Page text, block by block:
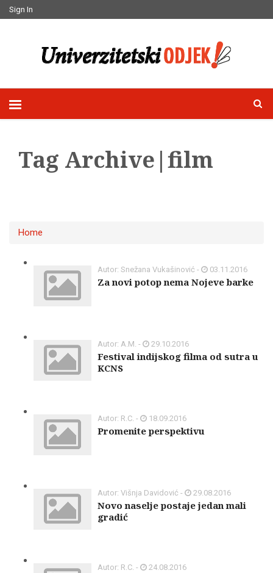
Sign In
Tag Archive|film
Home
Autor: Snežana Vukašinović - 03.11.2016
Za novi potop nema Nojeve barke
Autor: A.M. - 29.10.2016
Festival indijskog filma od sutra u
KCNS
Autor: R.C. - 18.09.2016
Promenite perspektivu
Autor: Višnja Davidović - 29.08.2016
Novo naselje postaje jedan mali
gradić
Autor: R.C. - 24.08.2016